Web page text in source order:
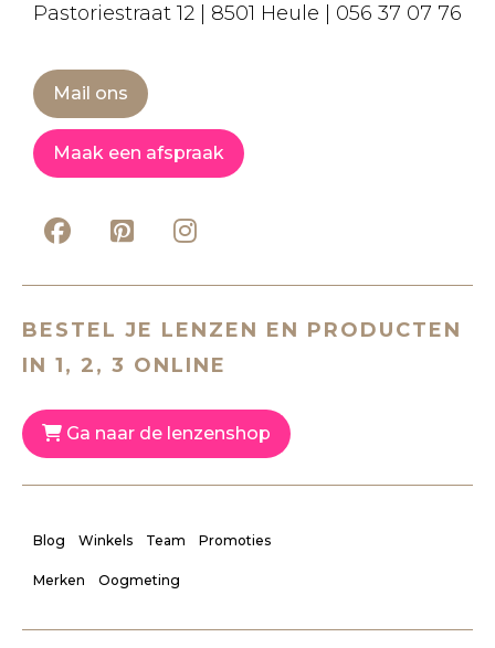
Pastoriestraat 12 | 8501 Heule | 056 37 07 76
Mail ons
Maak een afspraak
BESTEL JE LENZEN EN PRODUCTEN
IN 1, 2, 3 ONLINE
Ga naar de lenzenshop
Blog Winkels Team Promoties
Merken Oogmeting